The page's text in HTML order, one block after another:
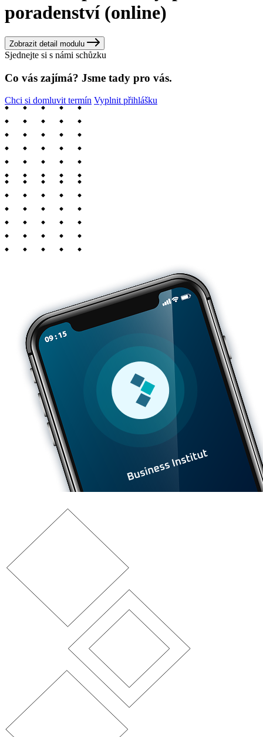
poradenství (online)
Zobrazit detail modulu
Sjednejte si s námi schůzku
Co vás zajímá? Jsme tady pro vás.
Chci si domluvit termín Vyplnit přihlášku